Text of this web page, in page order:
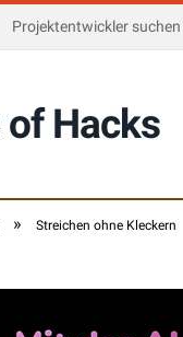
of Hacks
» Streichen ohne Kleckern